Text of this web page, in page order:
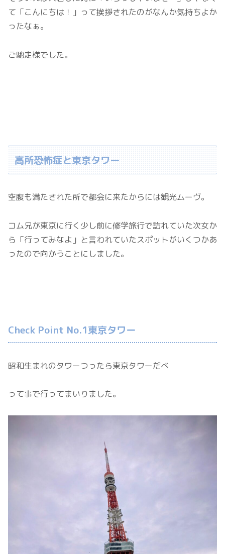
て「こんにちは！」って挨拶されたのがなんか気持ちよか
ったなぁ。
ご馳走様でした。
高所恐怖症と東京タワー
空腹も満たされた所で都会に来たからには観光ムーヴ。
コム兄が東京に行く少し前に修学旅行で訪れていた次女か
ら「行ってみなよ」と言われていたスポットがいくつかあ
ったので向かうことにしました。
Check Point No.1東京タワー
昭和生まれのタワーつったら東京タワーだべ
って事で行ってまいりました。